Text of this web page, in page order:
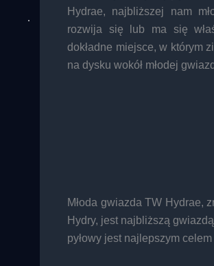
Hydrae, najbliższej nam
rozwija się lub ma się
dokładne miejsce, w którym
na dysku wokół młodej
Młoda gwiazda TW Hydrae,
Hydry, jest najbliższą
pyłowy jest najlepszym